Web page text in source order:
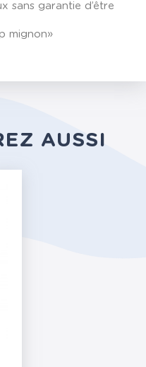
sans garantie d’être
mignon»
AUSSI